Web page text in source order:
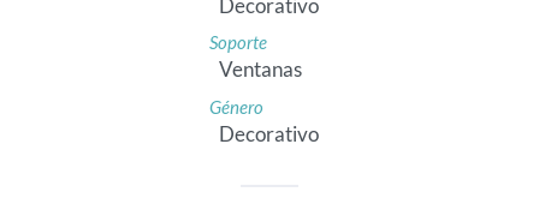
Decorativo
Soporte
Ventanas
Género
Decorativo